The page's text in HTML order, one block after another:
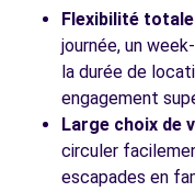
Voir l'agence
Voir
Flexibilité
journée, un
la durée de
engagement
Large choix de
circuler
escapades en